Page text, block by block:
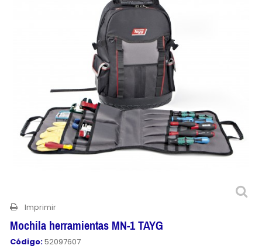
Imprimir
Mochila herramientas MN-1 TAYG
Código:52097607